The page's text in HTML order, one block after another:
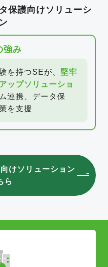
保護向けソリューシ
強み
を持つSEが、 堅牢
ップソリューショ
連携、データ保
を支援
けソリューション
ら